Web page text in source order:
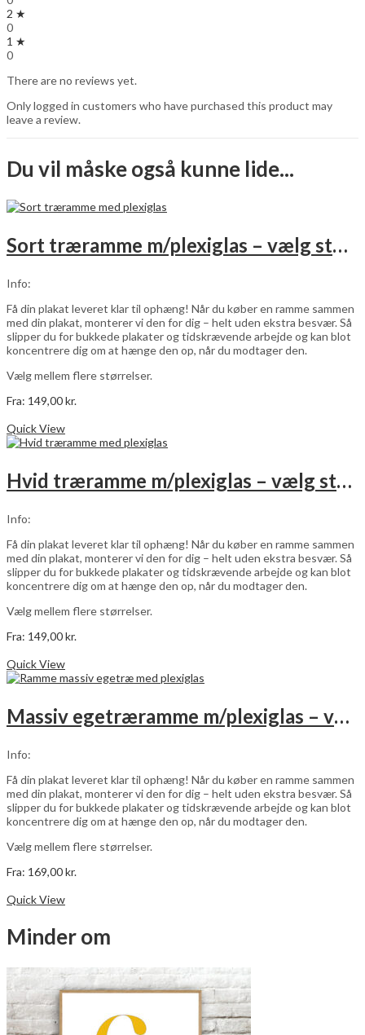
2 ★
0
1 ★
0
There are no reviews yet.
Only logged in customers who have purchased this product may
leave a review.
Du vil måske også kunne lide...
Sort træramme m/plexiglas – vælg størrelse
Info:
Få din plakat leveret klar til ophæng! Når du køber en ramme sammen
med din plakat, monterer vi den for dig – helt uden ekstra besvær. Så
slipper du for bukkede plakater og tidskrævende arbejde og kan blot
koncentrere dig om at hænge den op, når du modtager den.
Vælg mellem flere størrelser.
Fra: 149,00kr.
har
Mulighederne
varesiden
Quick View
Hvid træramme m/plexiglas – vælg størrelse
Info:
Få din plakat leveret klar til ophæng! Når du køber en ramme sammen
med din plakat, monterer vi den for dig – helt uden ekstra besvær. Så
slipper du for bukkede plakater og tidskrævende arbejde og kan blot
koncentrere dig om at hænge den op, når du modtager den.
Vælg mellem flere størrelser.
Fra: 149,00kr.
har
Mulighederne
varesiden
Quick View
Massiv egetræramme m/plexiglas – vælg størrelse
Info:
Få din plakat leveret klar til ophæng! Når du køber en ramme sammen
med din plakat, monterer vi den for dig – helt uden ekstra besvær. Så
slipper du for bukkede plakater og tidskrævende arbejde og kan blot
koncentrere dig om at hænge den op, når du modtager den.
Vælg mellem flere størrelser.
Fra: 169,00kr.
varianter.
kan
vælges
på
Quick View
Minder om